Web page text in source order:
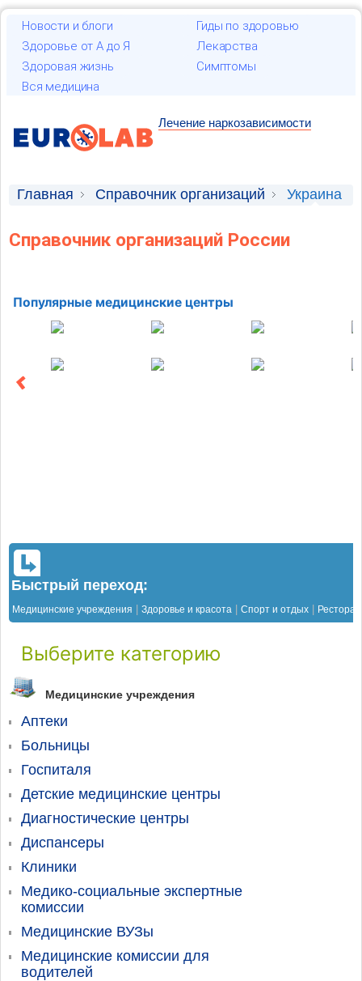
Новости и блоги
Гиды по здоровью
Здоровье от А до Я
Лекарства
Здоровая жизнь
Симптомы
Вся медицина
Лечение наркозависимости
Главная Справочник организаций Украина
Справочник организаций России
Популярные медицинские центры
Быстрый переход:
Медицинские учреждения Здоровье и красота Спорт и отдых
Выберите категорию
Медицинские учреждения
Аптеки
Больницы
Госпиталя
Детские медицинские центры
Диагностические центры
Диспансеры
Клиники
Медико-социальные экспертные
комиссии
Медицинские ВУЗы
Медицинские комиссии для
водителей